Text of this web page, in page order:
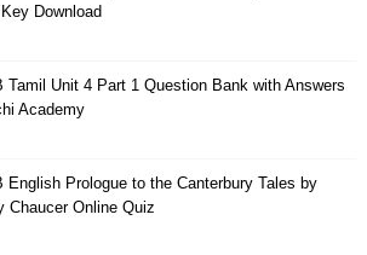
Download
Tamil Unit 4 Part 1 Question Bank with Answers
Academy
English Prologue to the Canterbury Tales by
Chaucer Online Quiz